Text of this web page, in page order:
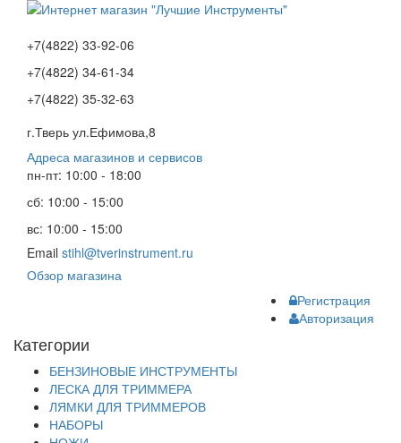
+7(4822) 33-92-06
+7(4822) 34-61-34
+7(4822) 35-32-63
г.Тверь ул.Ефимова,8
Адреса магазинов и сервисов
пн-пт: 10:00 - 18:00
сб: 10:00 - 15:00
вс: 10:00 - 15:00
Email stihl@tverinstrument.ru
Обзор магазина
Регистрация
Авторизация
Категории
БЕНЗИНОВЫЕ ИНСТРУМЕНТЫ
ЛЕСКА ДЛЯ ТРИММЕРА
ЛЯМКИ ДЛЯ ТРИММЕРОВ
НАБОРЫ